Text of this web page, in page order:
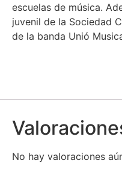
escuelas de música.
juvenil de la Sociedad
de la banda Unió
No hay valoraciones